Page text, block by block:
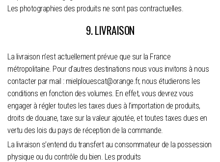
Les photographies des produits ne sont pas contractuelles.
9. LIVRAISON
La livraison n’est actuellement prévue que sur la France
métropolitaine. Pour d’autres destinations nous vous invitons à nous
contacter par mail : mielplouescat@orange.fr, nous étudierons les
conditions en fonction des volumes. En effet, vous devrez vous
engager à régler toutes les taxes dues à l’importation de produits,
droits de douane, taxe sur la valeur ajoutée, et toutes taxes dues en
vertu des lois du pays de réception de la commande.
La livraison s’entend du transfert au consommateur de la possession
physique ou du contrôle du bien. Les produits